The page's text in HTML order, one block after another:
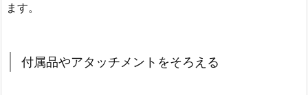
ます。
付属品やアタッチメントをそろえる